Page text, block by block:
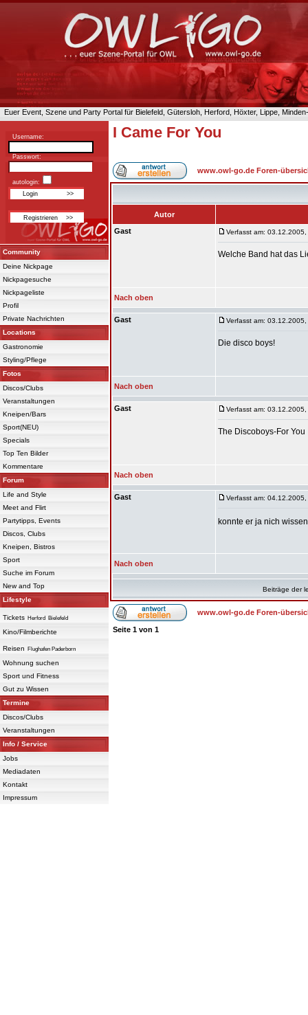
Euer Event, Szene und Party Portal für Bielefeld, Gütersloh, Herford, Höxter, Lippe,
Username:
Passwort:
autologin:
Community
Deine Nickpage
Nickpagesuche
Nickpageliste
Profil
Private Nachrichten
Locations
Gastronomie
Styling/Pflege
Fotos
Discos/Clubs
Veranstaltungen
Kneipen/Bars
Sport(NEU)
Specials
Top Ten Bilder
Kommentare
Forum
Life and Style
Meet and Flirt
Partytipps, Events
Discos, Clubs
Kneipen, Bistros
Sport
Suche im Forum
New and Top
Lifestyle
Tickets Herford Bielefeld
Kino/Filmberichte
Reisen Flughafen Paderborn
Wohnung suchen
Sport und Fitness
Gut zu Wissen
Termine
Discos/Clubs
Veranstaltungen
Info / Service
Jobs
Mediadaten
Kontakt
Impressum
I Came For You
www.owl-go.de Foren-
Autor
Gast
Verfasst am:
Welche Band hat das
Nach oben
Gast Verfasst am:
Die disco boys!
Nach oben
Gast Verfasst am:
The Discoboys-For You
Nach oben
Gast Verfasst am:
konnte er ja nich
Nach oben
Beiträge der
www.owl-go.de Foren-
Seite 1 von 1